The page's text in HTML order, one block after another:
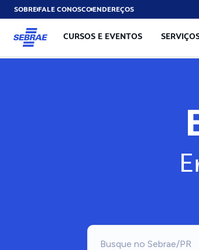
SOBREFALE CONOSCOENDEREÇOS
CURSOS E EVENTOS